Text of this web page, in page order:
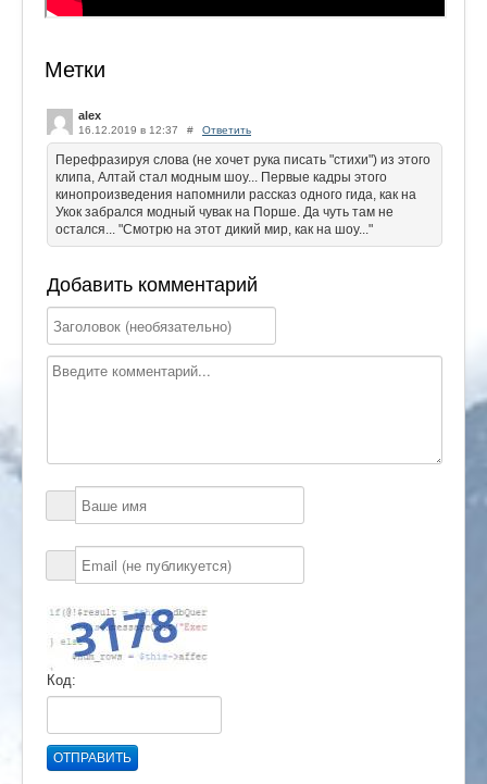
Метки
alex
16.12.2019 в 12:37 # Ответить
Перефразируя слова (не хочет рука писать "стихи") из этого
клипа, Алтай стал модным шоу... Первые кадры этого
кинопроизведения напомнили рассказ одного гида, как на
Укок забрался модный чувак на Порше. Да чуть там не
остался... "Смотрю на этот дикий мир, как на шоу..."
Добавить комментарий
Код:
ОТПРАВИТЬ